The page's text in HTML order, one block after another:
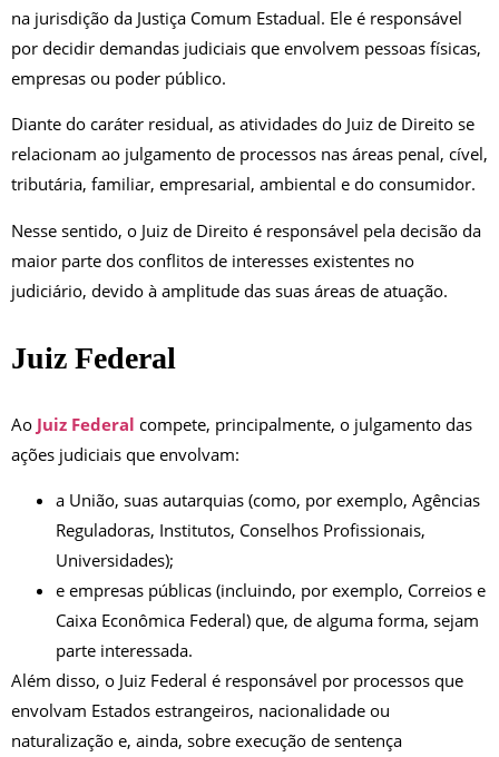
na jurisdição da Justiça Comum Estadual. Ele é responsável
por decidir demandas judiciais que envolvem pessoas físicas,
empresas ou poder público.
Diante do caráter residual, as atividades do Juiz de Direito se
relacionam ao julgamento de processos nas áreas penal, cível,
tributária, familiar, empresarial, ambiental e do consumidor.
Nesse sentido, o Juiz de Direito é responsável pela decisão da
maior parte dos conflitos de interesses existentes no
judiciário, devido à amplitude das suas áreas de atuação.
Juiz Federal
Ao Juiz Federal compete, principalmente, o julgamento das
ações judiciais que envolvam:
a União, suas autarquias (como, por exemplo, Agências
Reguladoras, Institutos, Conselhos Profissionais,
Universidades);
e empresas públicas (incluindo, por exemplo, Correios e
Caixa Econômica Federal) que, de alguma forma, sejam
parte interessada.
Além disso, o Juiz Federal é responsável por processos que
envolvam Estados estrangeiros, nacionalidade ou
naturalização e, ainda, sobre execução de sentença